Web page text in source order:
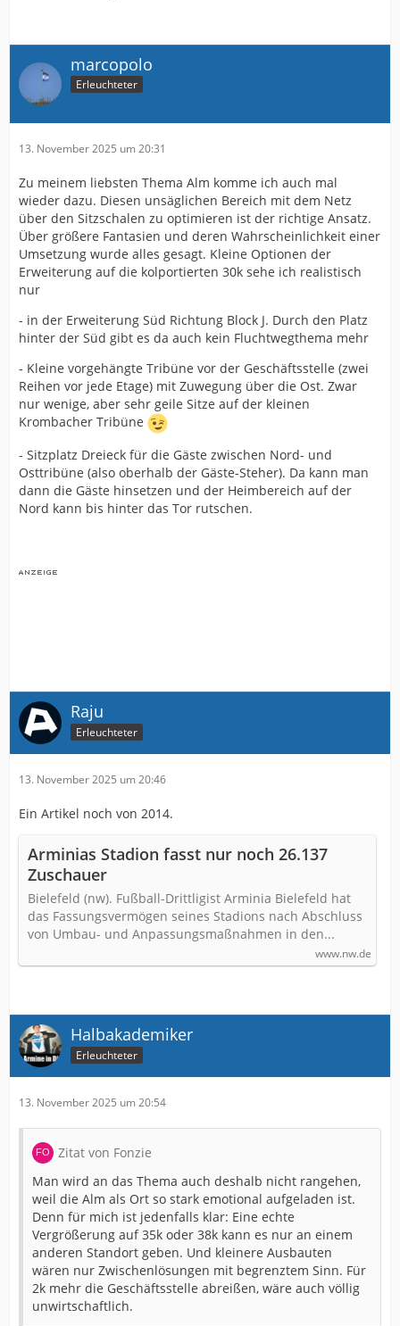
marcopolo
Erleuchteter
13. November 2025 um 20:31
Zu meinem liebsten Thema Alm komme ich auch mal
wieder dazu. Diesen unsäglichen Bereich mit dem Netz
über den Sitzschalen zu optimieren ist der richtige Ansatz.
Über größere Fantasien und deren Wahrscheinlichkeit einer
Umsetzung wurde alles gesagt. Kleine Optionen der
Erweiterung auf die kolportierten 30k sehe ich realistisch
nur
- in der Erweiterung Süd Richtung Block J. Durch den Platz
hinter der Süd gibt es da auch kein Fluchtwegthema mehr
- Kleine vorgehängte Tribüne vor der Geschäftsstelle (zwei
Reihen vor jede Etage) mit Zuwegung über die Ost. Zwar
nur wenige, aber sehr geile Sitze auf der kleinen
Krombacher Tribüne
- Sitzplatz Dreieck für die Gäste zwischen Nord- und
Osttribüne (also oberhalb der Gäste-Steher). Da kann man
dann die Gäste hinsetzen und der Heimbereich auf der
Nord kann bis hinter das Tor rutschen.
Raju
Erleuchteter
13. November 2025 um 20:46
Ein Artikel noch von 2014.
Arminias Stadion fasst nur noch 26.137
Zuschauer
Bielefeld (nw). Fußball-Drittligist Arminia Bielefeld hat
das Fassungsvermögen seines Stadions nach Abschluss
von Umbau- und Anpassungsmaßnahmen in den...
www.nw.de
Halbakademiker
Erleuchteter
13. November 2025 um 20:54
Zitat von Fonzie
Man wird an das Thema auch deshalb nicht rangehen,
weil die Alm als Ort so stark emotional aufgeladen ist.
Denn für mich ist jedenfalls klar: Eine echte
Vergrößerung auf 35k oder 38k kann es nur an einem
anderen Standort geben. Und kleinere Ausbauten
wären nur Zwischenlösungen mit begrenztem Sinn. Für
2k mehr die Geschäftsstelle abreißen, wäre auch völlig
unwirtschaftlich.